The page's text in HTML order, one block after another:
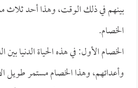
بينهم في ذلك الوقت، وهذا أحد
الخصام.
الخصام الأول: في هذه الحياة الدنيا بين
وأعدائهم، وهذا الخصام مستمر طويل